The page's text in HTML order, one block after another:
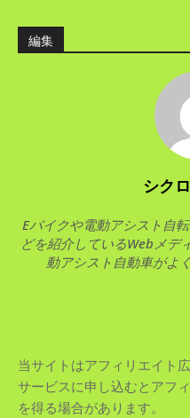
編集
シク
Eバイクや電動アシスト自
どを紹介しているWebメデ
動アシスト自動車がよ
当サイトはアフィリエイト
サービスに申し込むとアフ
を得る場合があります。